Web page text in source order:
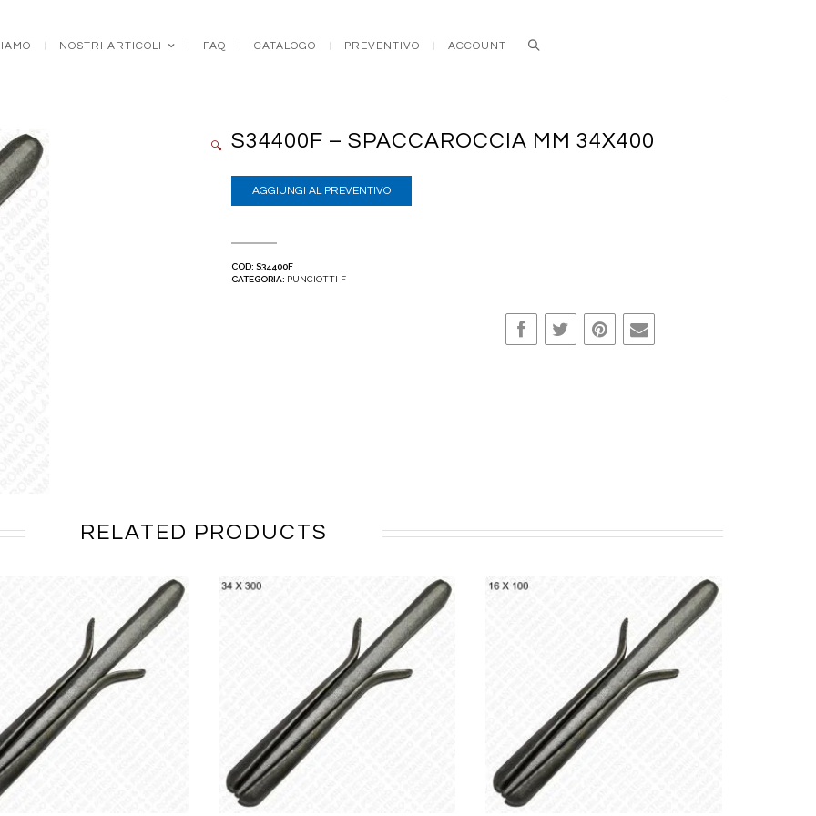
NOSTRI ARTICOLI FAQ CATALOGO PREVENTIVO ACCOUNT
🔍 S34400F – SPACCAROCCIA MM 34X400
AGGIUNGI AL PREVENTIVO
COD: S34400F
CATEGORIA: PUNCIOTTI F
RELATED PRODUCTS
AGGIUNGI AL PREVENTIVO AGGIUNGI AL PREVENTIVO AGGIUNGI AL PREVENTIVO